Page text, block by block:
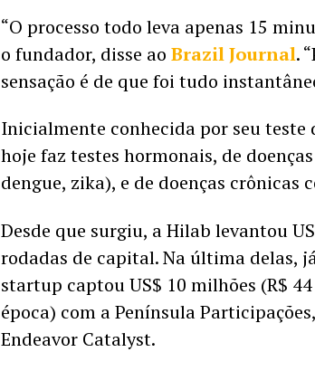
“O processo todo leva apenas 15
o fundador, disse ao Brazil Journal.
sensação é de que foi tudo
Inicialmente conhecida por seu teste
hoje faz testes hormonais, de
dengue, zika), e de doenças crônicas
Desde que surgiu, a Hilab levantou
rodadas de capital. Na última delas,
startup captou US$ 10 milhões (R$
época) com a Península
Endeavor Catalyst.